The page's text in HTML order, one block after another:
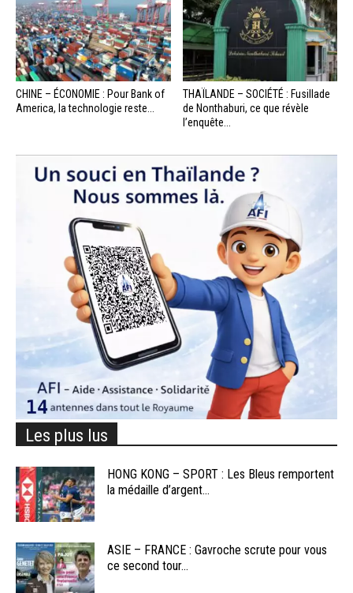
CHINE – ÉCONOMIE : Pour Bank of
America, la technologie reste...
THAÏLANDE – SOCIÉTÉ : Fusillade
de Nonthaburi, ce que révèle
l’enquête...
Les plus lus
HONG KONG – SPORT : Les Bleus remportent
la médaille d’argent...
ASIE – FRANCE : Gavroche scrute pour vous
ce second tour...